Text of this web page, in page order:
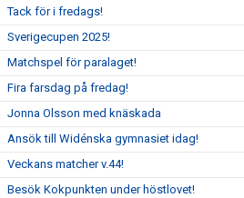
Tack för i fredags!
Sverigecupen 2025!
Matchspel för paralaget!
Fira farsdag på fredag!
Jonna Olsson med knäskada
Ansök till Widénska gymnasiet idag!
Veckans matcher v.44!
Besök Kokpunkten under höstlovet!